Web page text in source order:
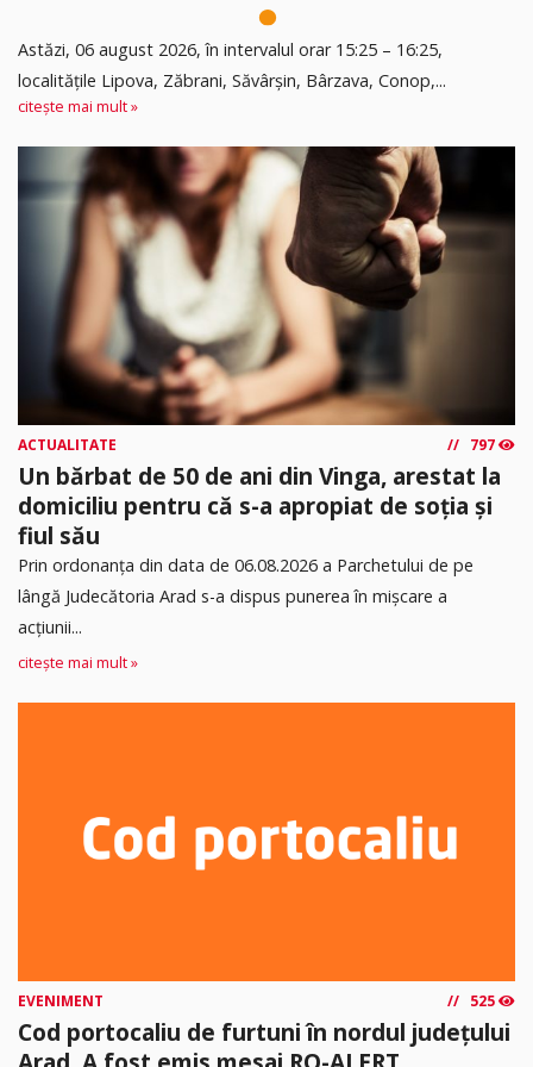
Astăzi, 06 august 2026, în intervalul orar 15:25 – 16:25,
localitățile Lipova, Zăbrani, Săvârșin, Bârzava, Conop,...
citește mai mult »
ACTUALITATE 797
Un bărbat de 50 de ani din Vinga, arestat la
domiciliu pentru că s-a apropiat de soția și
fiul său
Prin ordonanța din data de 06.08.2026 a Parchetului de pe
lângă Judecătoria Arad s-a dispus punerea în mişcare a
acţiunii...
citește mai mult »
EVENIMENT 525
Cod portocaliu de furtuni în nordul județului